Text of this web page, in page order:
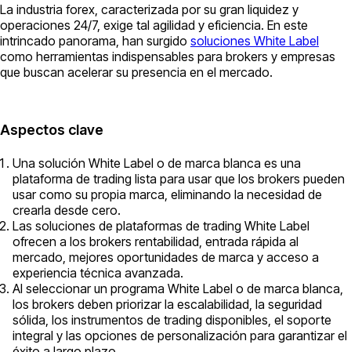
La industria forex, caracterizada por su gran liquidez y
operaciones 24/7, exige tal agilidad y eficiencia. En este
intrincado panorama, han surgido soluciones White Label
como herramientas indispensables para brokers y empresas
que buscan acelerar su presencia en el mercado.
Aspectos clave
Una solución White Label o de marca blanca es una
plataforma de trading lista para usar que los brokers pueden
usar como su propia marca, eliminando la necesidad de
crearla desde cero.
Las soluciones de plataformas de trading White Label
ofrecen a los brokers rentabilidad, entrada rápida al
mercado, mejores oportunidades de marca y acceso a
experiencia técnica avanzada.
Al seleccionar un programa White Label o de marca blanca,
los brokers deben priorizar la escalabilidad, la seguridad
sólida, los instrumentos de trading disponibles, el soporte
integral y las opciones de personalización para garantizar el